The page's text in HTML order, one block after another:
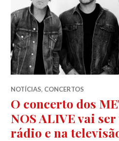
NOTÍCIAS, CONCERTOS
O concerto dos
NOS ALIVE vai
rádio e na